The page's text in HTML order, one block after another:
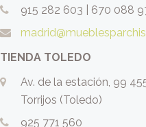
915 282 603
670 088
TIENDA TOLEDO
Av. de la estación, 99
Torrijos (Toledo)
925 771 560